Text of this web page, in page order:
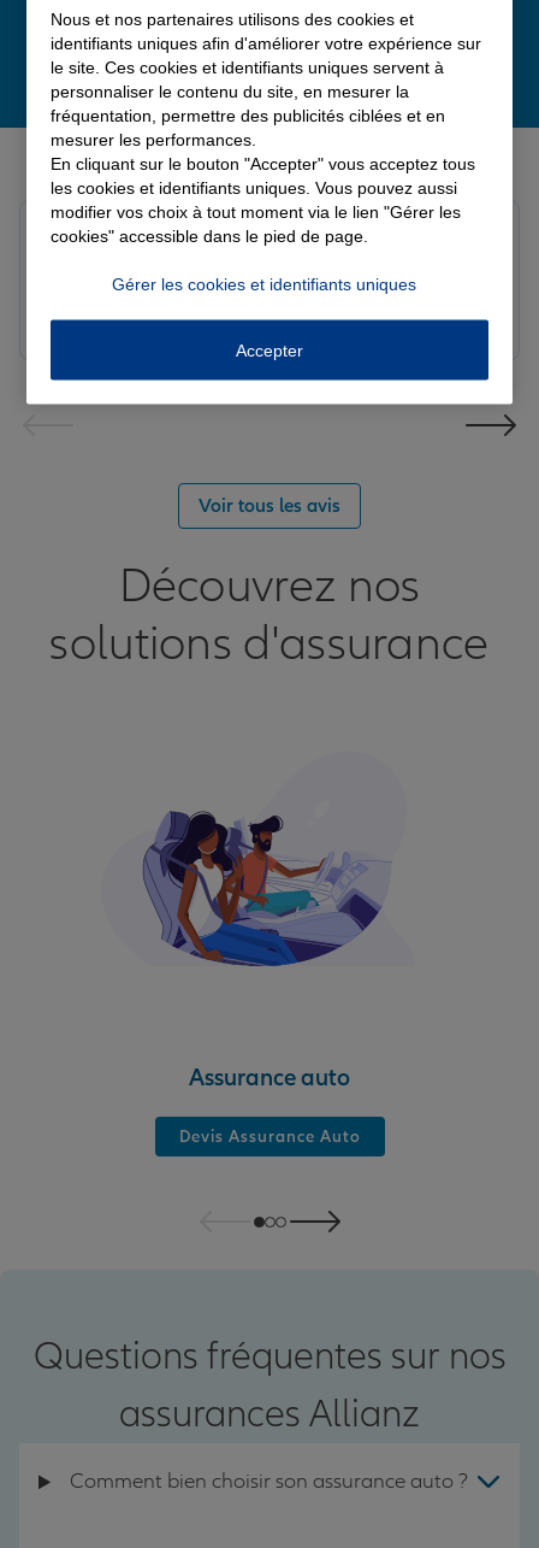
Derniers avis de nos agences Allianz
Le 06/08/2026 - Agence SOURDEVAL
louna p.
Voir tous les avis
Découvrez nos
solutions d'assurance
Assurance auto
Devis Assurance Auto
Questions fréquentes sur nos
assurances Allianz
Comment bien choisir son assurance auto ?
Nous et nos partenaires utilisons des cookies et
identifiants uniques afin d'améliorer votre expérience sur
le site. Ces cookies et identifiants uniques servent à
personnaliser le contenu du site, en mesurer la
fréquentation, permettre des publicités ciblées et en
mesurer les performances.
En cliquant sur le bouton "Accepter" vous acceptez tous
les cookies et identifiants uniques. Vous pouvez aussi
modifier vos choix à tout moment via le lien "Gérer les
cookies" accessible dans le pied de page.
Gérer les cookies et identifiants uniques
Accepter